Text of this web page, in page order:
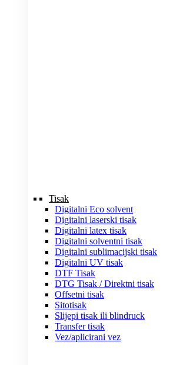
Tisak
Digitalni Eco solvent
Digitalni laserski tisak
Digitalni latex tisak
Digitalni solventni tisak
Digitalni sublimacijski tisak
Digitalni UV tisak
DTF Tisak
DTG Tisak / Direktni tisak
Offsetni tisak
Sitotisak
Slijepi tisak ili blindruck
Transfer tisak
Vez/aplicirani vez